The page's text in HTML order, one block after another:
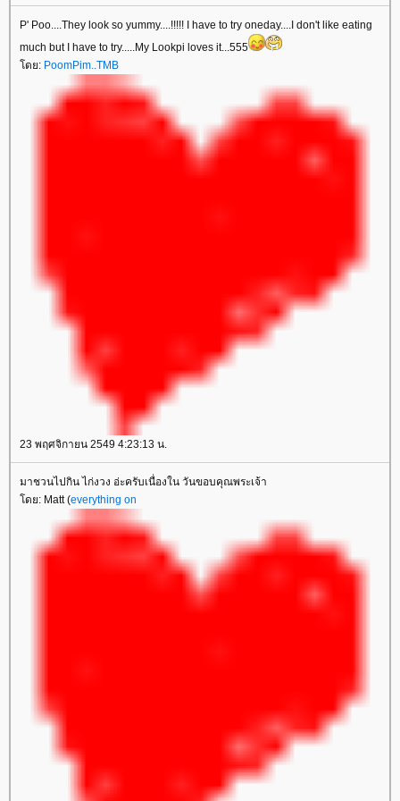
P' Poo....They look so yummy....!!!!! I have to try oneday....I don't like eating
much but I have to try.....My Lookpi loves it...555
ดย: PoomPim..TMB
23 พฤศจิกายน 2549 4:23:13 น.
มาชวนไปกิน ไก่งวง อ่ะครับเนื่องใน วันขอบคุณพระเจ้า
ดย: Matt (everything on